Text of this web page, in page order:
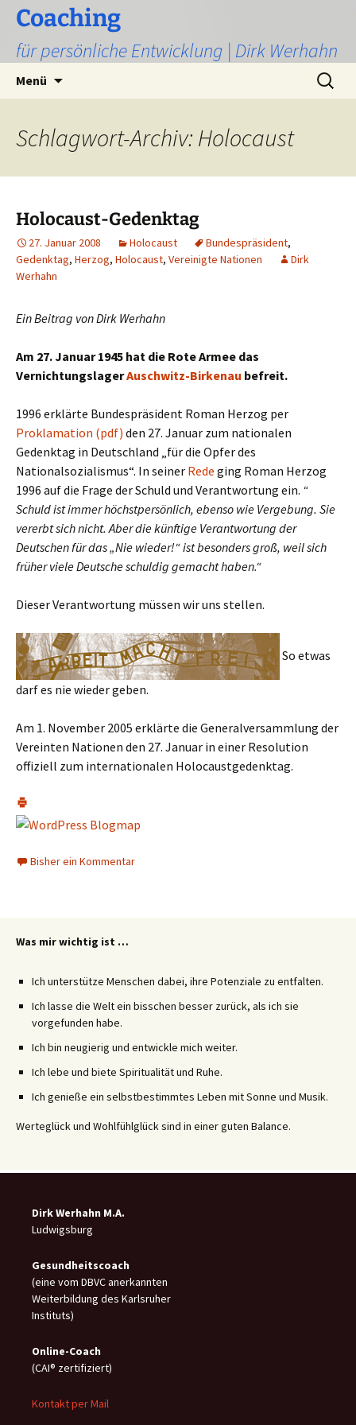
Zum
Inhalt
springen
Coaching
für persönliche Entwicklung | Dirk Werhahn
Menü
Suchen
nach:
Schlagwort-Archiv: Holocaust
Holocaust-Gedenktag
27. Januar 2008 Holocaust Bundespräsident,
Gedenktag, Herzog, Holocaust, Vereinigte Nationen
Dirk
Werhahn
Ein Beitrag von Dirk Werhahn
Am 27. Januar 1945 hat die Rote Armee das
VernichtungslagerAuschwitz-Birkenau befreit.
1996 erklärte Bundespräsident Roman Herzog per
Proklamation (pdf) den 27. Januar zum nationalen
Gedenktag in Deutschland „für die Opfer des
Nationalsozialismus“. In seiner Rede ging Roman Herzog
1996 auf die Frage der Schuld und Verantwortung ein. “
Schuld ist immer höchstpersönlich, ebenso wie Vergebung. Sie
vererbt sich nicht. Aber die künftige Verantwortung der
Deutschen für das „Nie wieder!“ ist besonders groß, weil sich
früher viele Deutsche schuldig gemacht haben.“
Dieser Verantwortung müssen wir uns stellen.
So etwas
darf es nie wieder geben.
Am 1. November 2005 erklärte die Generalversammlung der
Vereinten Nationen den 27. Januar in einer Resolution
offiziell zum internationalen Holocaustgedenktag.
Bisher ein Kommentar
Was mir wichtig ist …
Ich unterstütze Menschen dabei, ihre Potenziale zu entfalten.
Ich lasse die Welt ein bisschen besser zurück, als ich sie
vorgefunden habe.
Ich bin neugierig und entwickle mich weiter.
Ich lebe und biete Spiritualität und Ruhe.
Ich genieße ein selbstbestimmtes Leben mit Sonne und Musik.
Werteglück und Wohlfühlglück sind in einer guten Balance.
Dirk Werhahn M.A.
Ludwigsburg
Gesundheitscoach
(eine vom DBVC anerkannten
Weiterbildung des Karlsruher
Instituts)
Online-Coach
(CAI® zertifiziert)
Kontakt per Mail